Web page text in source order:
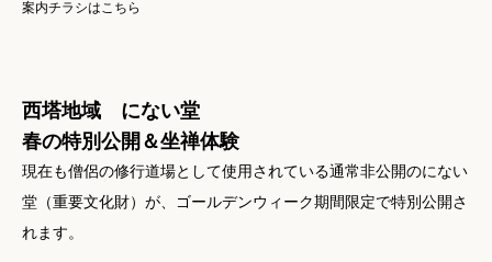
案内チラシはこちら
西塔地域 にない堂
春の特別公開＆坐禅体験
現在も僧侶の修行道場として使用されている通常非公開のにない
堂（重要文化財）が、ゴールデンウィーク期間限定で特別公開さ
れます。